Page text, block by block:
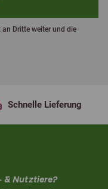
Dritte weiter und die
Schnelle Lieferung
& Nutztiere?